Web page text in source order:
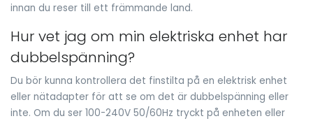
innan du reser till ett främmande land.
Hur vet jag om min elektriska enhet har
dubbelspänning?
Du bör kunna kontrollera det finstilta på en elektrisk enhet
eller nätadapter för att se om det är dubbelspänning eller
inte. Om du ser 100-240V 50/60Hz tryckt på enheten eller